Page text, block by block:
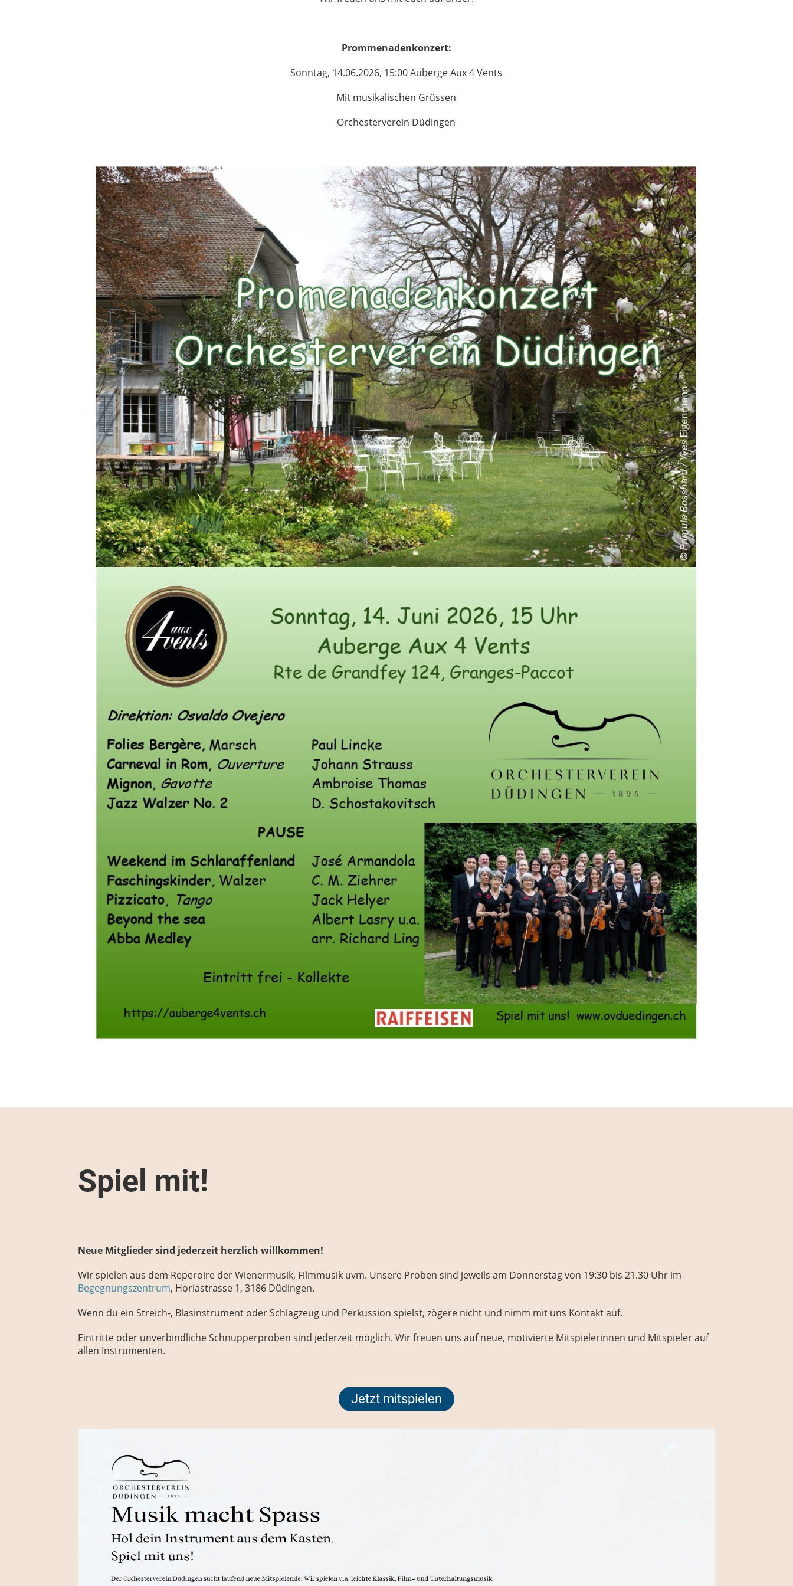
Prommenadenkonzert:
Sonntag, 14.06.2026, 15:00 Auberge Aux 4 Vents
Mit musikalischen Grüssen
Orchesterverein Düdingen
Spiel mit!
Neue Mitglieder sind jederzeit herzlich willkommen!
Wir spielen aus dem Reperoire der Wienermusik, Filmmusik uvm. Unsere Proben sind jeweils am Donnerstag von 19:30 bis 21.30 Uhr im
Begegnungszentrum, Horiastrasse 1, 3186 Düdingen.
Wenn du ein Streich-, Blasinstrument oder Schlagzeug und Perkussion spielst, zögere nicht und nimm mit uns Kontakt auf.
Eintritte oder unverbindliche Schnupperproben sind jederzeit möglich. Wir freuen uns auf neue, motivierte Mitspielerinnen und Mitspieler auf
allen Instrumenten.
Jetzt mitspielen